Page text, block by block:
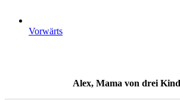
Vorwärts
Alex, Mama von drei